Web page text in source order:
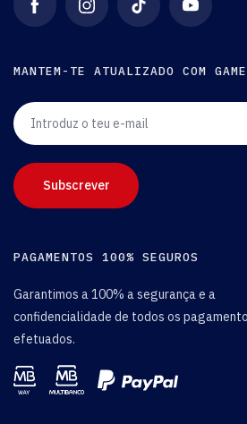
MANTEM-TE ATUALIZADO COM
Introduz o teu e-mail
Subscrever
PAGAMENTOS 100% SEGUROS
Garantimos a 100% a segurança e a
confidencialidade de todos os
efetuados.